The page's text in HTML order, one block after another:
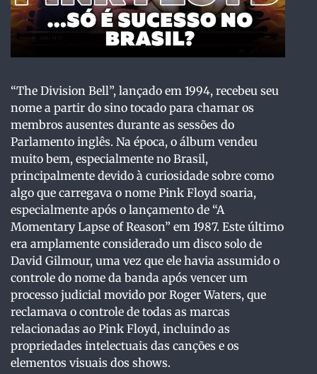
“The Division Bell”, lançado em 1994, recebeu seu
nome a partir do sino tocado para chamar os
membros ausentes durante as sessões do
Parlamento inglês. Na época, o álbum vendeu
muito bem, especialmente no Brasil,
principalmente devido à curiosidade sobre como
algo que carregava o nome Pink Floyd soaria,
especialmente após o lançamento de “A
Momentary Lapse of Reason” em 1987. Este último
era amplamente considerado um disco solo de
David Gilmour, uma vez que ele havia assumido o
controle do nome da banda após vencer um
processo judicial movido por Roger Waters, que
reclamava o controle de todas as marcas
relacionadas ao Pink Floyd, incluindo as
propriedades intelectuais das canções e os
elementos visuais dos shows.